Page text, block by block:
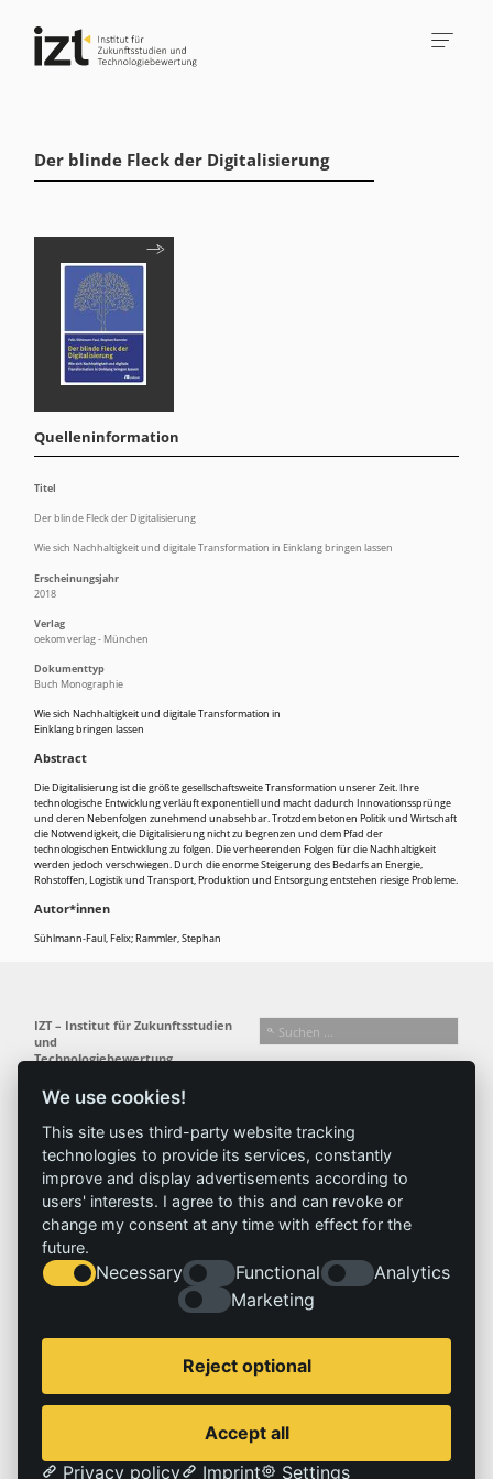
Der blinde Fleck der Digitalisierung
Wie sich Nachhaltigkeit und digitale Transformation in
Einklang bringen lassen
Abstract
Die Digitalisierung ist die größte gesellschaftsweite Transformation unserer Zeit. Ihre
technologische Entwicklung verläuft exponentiell und macht dadurch Innovationssprünge
und deren Nebenfolgen zunehmend unabsehbar. Trotzdem betonen Politik und Wirtschaft
die Notwendigkeit, die Digitalisierung nicht zu begrenzen und dem Pfad der
technologischen Entwicklung zu folgen. Die verheerenden Folgen für die Nachhaltigkeit
werden jedoch verschwiegen. Durch die enorme Steigerung des Bedarfs an Energie,
Rohstoffen, Logistik und Transport, Produktion und Entsorgung entstehen riesige Probleme.
Autor*innen
Sühlmann-Faul, Felix; Rammler, Stephan
Quelleninformation
Titel
Der blinde Fleck der Digitalisierung
Wie sich Nachhaltigkeit und digitale Transformation in Einklang bringen lassen
Erscheinungsjahr
2018
Verlag
oekom verlag - München
Dokumenttyp
Buch Monographie
We use cookies!
This site uses third-party website tracking
technologies to provide its services, constantly
improve and display advertisements according to
users' interests. I agree to this and can revoke or
change my consent at any time with effect for the
future.
Necessary Functional
Analytics
Marketing
Reject optional
Accept all
Privacy policy
Imprint Settings
IZT – Institut für Zukunftsstudien
und
Technologiebewertung
Busseallee 1 · 14163 Berlin
info@izt.de| www.izt.de
Institut
Profil
Team
Gremien
Forschung
Forschungsfelder
Referenz
Ergebnisse
Projekte
Aktuelles
News
Stellenangebote
Impressum
Impressum
Datenschutzerklärung